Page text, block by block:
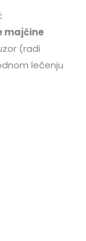
majčine
(radi
lečenju